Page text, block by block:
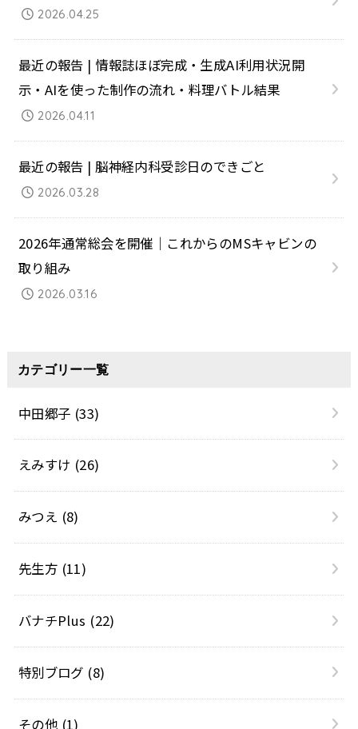
2026.04.25
最近の報告 | 情報誌ほぼ完成・生成AI利用状況開
示・AIを使った制作の流れ・料理バトル結果
2026.04.11
最近の報告 | 脳神経内科受診日のできごと
2026.03.28
2026年通常総会を開催｜これからのMSキャビンの
取り組み
2026.03.16
カテゴリー一覧
中田郷子 (33)
えみすけ (26)
みつえ (8)
先生方 (11)
バナチPlus (22)
特別ブログ (8)
その他 (1)